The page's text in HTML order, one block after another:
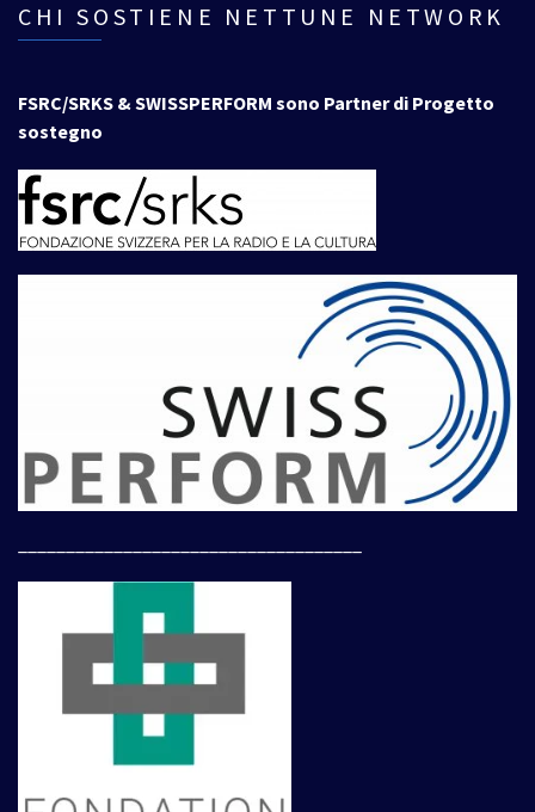
CHI SOSTIENE NETTUNE NETWORK
FSRC/SRKS & SWISSPERFORM sono Partner di Progetto
sostegno